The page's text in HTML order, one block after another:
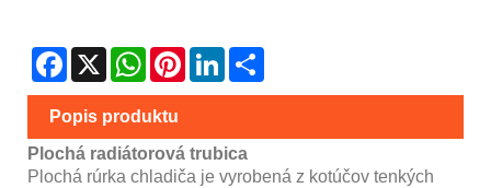
Facebook
X WhatsAppPinterestLinkedIn
Popis produktu
Plochá radiátorová trubica
Plochá rúrka chladiča je vyrobená z kotúčov tenkých